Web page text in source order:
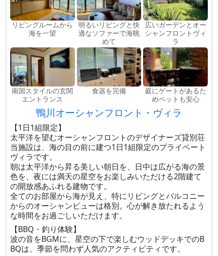
リビングルームから
海を一望
明るいリビングと快
適なソファーで海眺
めて
広いガーデンとオー
シャンフロントヴィ
ラ
南国スタイルの玄関
エントランス
食器を完備
庭にゲートがあるた
めペットも安心
鴨川オーシャンフロント・ヴィラ
【1日1組限定】
太平洋を望むオーシャンフロントのデザイナーズ貸別荘
当施設は、海の目の前に建つ1日1組限定のプライベート
ヴィラです。
朝は太平洋から昇る美しい朝日を、日中は広がる海の景
色を、夜には満天の星空をお楽しみいただける2階建て
の開放感あふれる建物です。
全てのお部屋から海が見え、特にリビングとバルコニー
からのオーシャンビューは格別。心が解き放たれるよう
な時間をお過ごしいただけます。
【BBQ・釣り体験】
波の音をBGMに、星空の下で楽しむウッドデッキでのB
BQは、季節を問わず人気のアクティビティです。